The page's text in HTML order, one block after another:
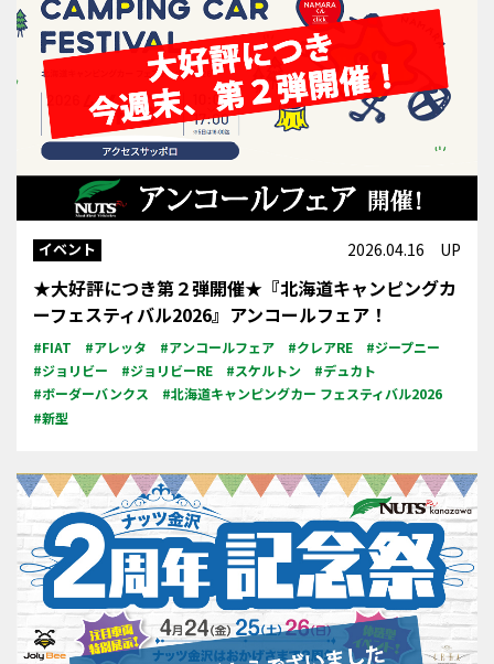
イベント 2026.04.16 UP
★大好評につき第２弾開催★『北海道キャンピングカ
ーフェスティバル2026』アンコールフェア！
#FIAT #アレッタ #アンコールフェア #クレアRE
#ジープニー
#ジョリビー
#ジョリビーRE #スケルトン
#デュカト
#ボーダーバンクス
#北海道キャンピングカー フェスティバル2026
#新型